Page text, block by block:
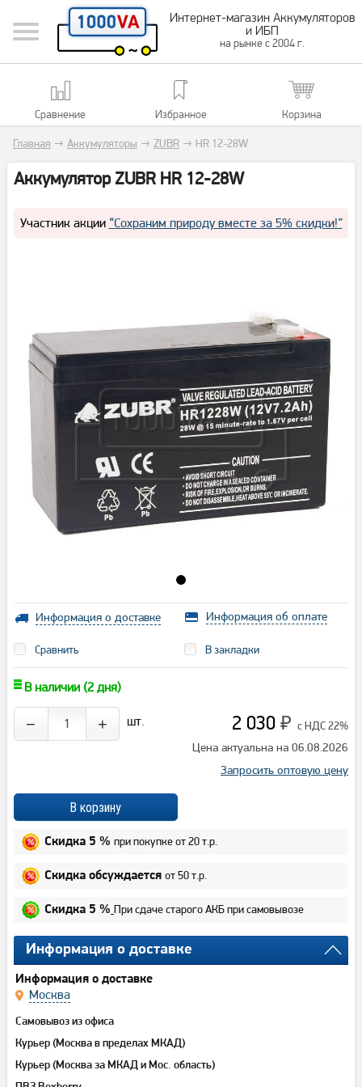
Интернет-магазин Аккумуляторов
и ИБП
на рынке с 2004 г.
Сравнение Избранное Корзина
Главная → Аккумуляторы → ZUBR → HR 12-28W
Аккумулятор ZUBR HR 12-28W
Участник акции “Сохраним природу вместе за 5% скидки!”
Информация о доставке Информация об оплате
Сравнить В закладки
В наличии (2 дня)
− + шт. 2 030 ₽ с НДС 22%
Цена актуальна на 06.08.2026
Запросить оптовую цену
Скидка 5 % при покупке от 20 т.р.
Скидка обсуждается от 50 т.р.
Скидка 5 % При сдаче старого АКБ при самовывозе
Информация о доставке
Информация о доставке
Москва
Самовывоз из офиса
Курьер (Москва в пределах МКАД)
Курьер (Москва за МКАД и Мос. область)